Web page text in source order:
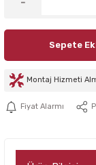
Sepete
Montaj Hizmeti
Fiyat Alarmı